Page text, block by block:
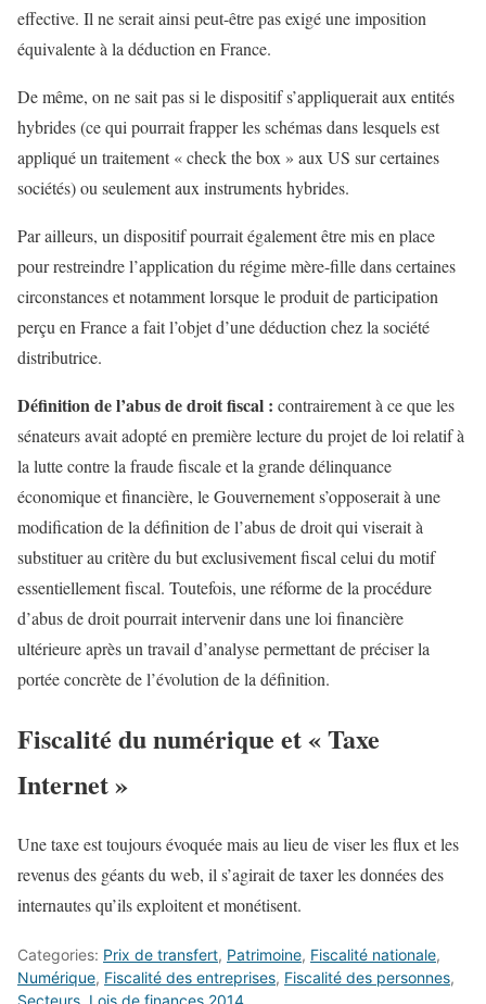
effective. Il ne serait ainsi peut-être pas exigé une imposition
équivalente à la déduction en France.
De même, on ne sait pas si le dispositif s’appliquerait aux entités
hybrides (ce qui pourrait frapper les schémas dans lesquels est
appliqué un traitement « check the box » aux US sur certaines
sociétés) ou seulement aux instruments hybrides.
Par ailleurs, un dispositif pourrait également être mis en place
pour restreindre l’application du régime mère-fille dans certaines
circonstances et notamment lorsque le produit de participation
perçu en France a fait l’objet d’une déduction chez la société
distributrice.
Définition de l’abus de droit fiscal : contrairement à ce que les
sénateurs avait adopté en première lecture du projet de loi relatif à
la lutte contre la fraude fiscale et la grande délinquance
économique et financière, le Gouvernement s’opposerait à une
modification de la définition de l’abus de droit qui viserait à
substituer au critère du but exclusivement fiscal celui du motif
essentiellement fiscal. Toutefois, une réforme de la procédure
d’abus de droit pourrait intervenir dans une loi financière
ultérieure après un travail d’analyse permettant de préciser la
portée concrète de l’évolution de la définition.
Fiscalité du numérique et « Taxe
Internet »
Une taxe est toujours évoquée mais au lieu de viser les flux et les
revenus des géants du web, il s’agirait de taxer les données des
internautes qu’ils exploitent et monétisent.
Categories: Prix de transfert, Patrimoine, Fiscalité nationale,
Numérique, Fiscalité des entreprises, Fiscalité des personnes,
Secteurs Lois de finances 2014